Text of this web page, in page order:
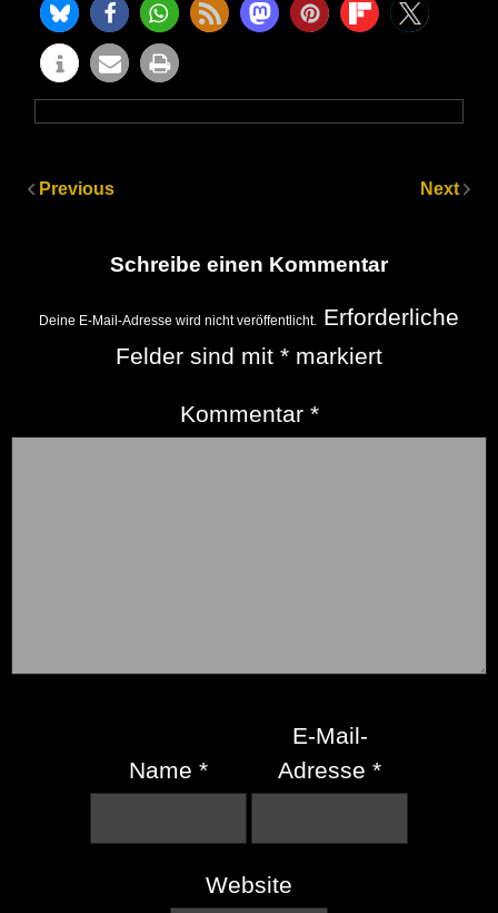
Previous Next
Schreibe einen Kommentar
Deine E-Mail-Adresse wird nicht veröffentlicht.
Erforderliche
Felder sind mit * markiert
Kommentar *
Name *
E-Mail-
Adresse*
Website